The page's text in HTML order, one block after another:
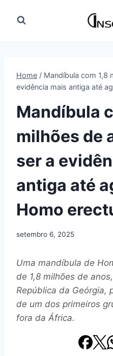
para
Home / Mandíbula com 1,8
evidência mais antiga até
Mandíbula
milhões de
ser a
antiga até
Homo
setembro 6, 2025
Uma mandíbula de
de 1,8 milhões de
República da Geórgia,
de um dos primeiros
fora da África.